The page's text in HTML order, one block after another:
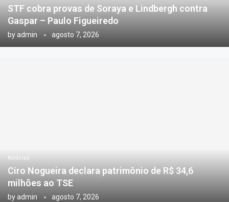
STF cobra provas de Soraya e Lindbergh contra
Gaspar – Paulo Figueiredo
byadmin agosto 7, 2026
Notícias
Ciro Nogueira declara patrimônio de R$ 34,6
milhões ao TSE
byadmin agosto 7, 2026